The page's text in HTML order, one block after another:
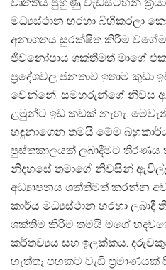
මධ්‍යස්ථාන හරහා බිහිකරලා
අනාගතය සුරක්ෂිත කිරීම
ජීවනෝපාය ශක්තිමත් මාගේ
ප්‍රදේශවල ජනතාව ඉතාම
වෙන්නේ. සමහරුන්ගේ නිවස
ළමුන්ට ඉඩ කඩක් නැහැ.
හඳුනාගෙන තමයි මේම
පුස්තකාලයක් ලබාදීමට
නිදහසේ තමාගේ නිවසින්
අධ්‍යාපනය ශක්තිමත් කරන්න
කාර්ය මධ්‍යස්ථාන හරහා
ශක්තිම කිරිම තමයි මගේ
කර්තව්‍යය සහ ඉලක්කය.
හැත්තෑ පහකට වැඩි